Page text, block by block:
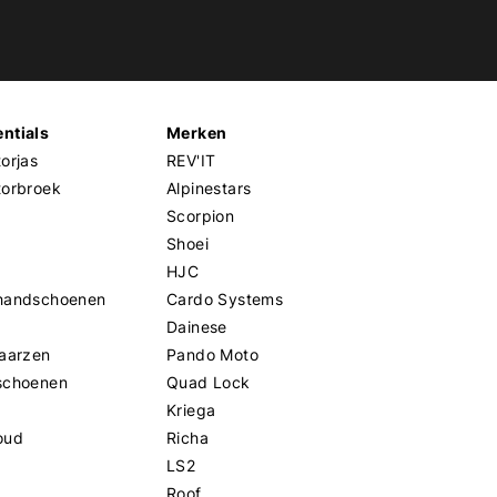
Merken
REV'IT
Alpinestars
Scorpion
Shoei
HJC
Cardo Systems
Dainese
Pando Moto
Quad Lock
Kriega
Richa
LS2